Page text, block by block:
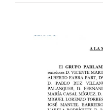
MEDIDAS
TURISMO
Co-